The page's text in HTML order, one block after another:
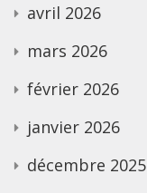
avril 2026
mars 2026
février 2026
janvier 2026
décembre 2025